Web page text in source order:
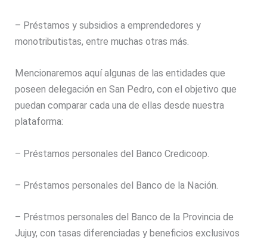
– Préstamos y subsidios a emprendedores y
monotributistas, entre muchas otras más.
Mencionaremos aquí algunas de las entidades que
poseen delegación en San Pedro, con el objetivo que
puedan comparar cada una de ellas desde nuestra
plataforma:
– Préstamos personales del Banco Credicoop.
– Préstamos personales del Banco de la Nación.
– Préstmos personales del Banco de la Provincia de
Jujuy, con tasas diferenciadas y beneficios exclusivos